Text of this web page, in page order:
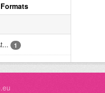
1